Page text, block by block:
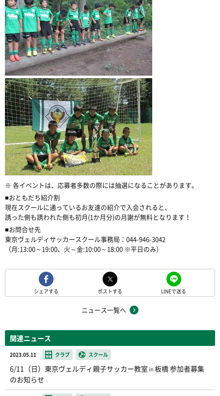
※ 各イベントは、応募者多数の際には抽選になることがあります。
■おともだち紹介割
現在スクールに通っているお友達の紹介で入会されると、
誘った側も誘われた側も初月(1か月分)の月謝が無料となります！
■お問合せ先
東京ヴェルディサッカースクール事務局：044-946-3042
（月:13:00～19:00、火～金:10:00～18:00 ※平日のみ）
シェアする ポストする LINEで送る
ニュース一覧へ
関連ニュース
2023.05.11 クラブ スクール
6/11（日）東京ヴェルディ親子サッカー教室㏌板橋 参加者募集
のお知らせ